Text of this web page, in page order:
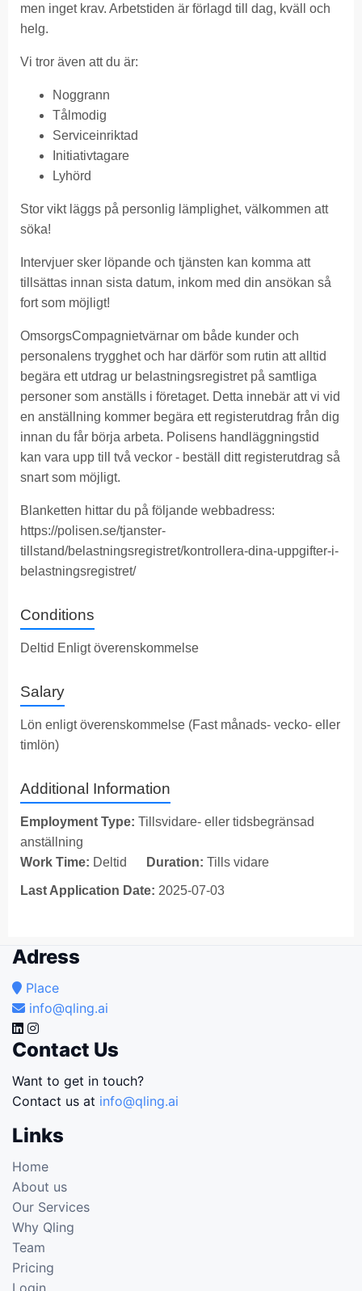
men inget krav. Arbetstiden är förlagd till dag, kväll och
helg.
Vi tror även att du är:
Noggrann
Tålmodig
Serviceinriktad
Initiativtagare
Lyhörd
Stor vikt läggs på personlig lämplighet, välkommen att
söka!
Intervjuer sker löpande och tjänsten kan komma att
tillsättas innan sista datum, inkom med din ansökan så
fort som möjligt!
OmsorgsCompagnietvärnar om både kunder och
personalens trygghet och har därför som rutin att alltid
begära ett utdrag ur belastningsregistret på samtliga
personer som anställs i företaget. Detta innebär att vi vid
en anställning kommer begära ett registerutdrag från dig
innan du får börja arbeta. Polisens handläggningstid
kan vara upp till två veckor - beställ ditt registerutdrag så
snart som möjligt.
Blanketten hittar du på följande webbadress:
https://polisen.se/tjanster-
tillstand/belastningsregistret/kontrollera-dina-uppgifter-i-
belastningsregistret/
Conditions
Deltid Enligt överenskommelse
Salary
Lön enligt överenskommelse (Fast månads- vecko- eller
timlön)
Additional Information
Employment Type: Tillsvidare- eller tidsbegränsad
anställning
Work Time: Deltid Duration: Tills vidare
Last Application Date: 2025-07-03
Adress
Place
info@qling.ai
Contact Us
Want to get in touch?
Contact us at info@qling.ai
Links
Home
About us
Our Services
Why Qling
Team
Pricing
Login